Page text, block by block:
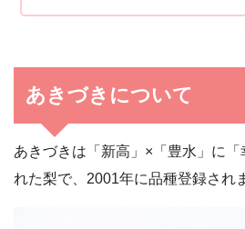
あきづきについて
あきづきは「新高」×「豊水」に「
れた梨で、2001年に品種登録され